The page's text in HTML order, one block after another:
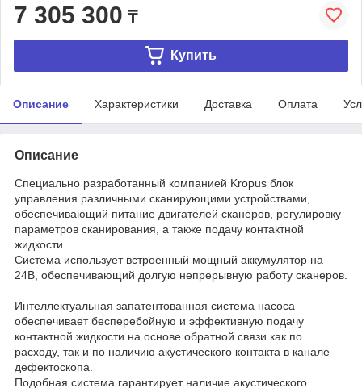
7 305 300 ₸
Купить
Описание Характеристики Доставка Оплата
Описание
Специально разработанный компанией Kropus блок
управления различными сканирующими устройствами,
обеспечивающий питание двигателей сканеров, регулировку
параметров сканирования, а также подачу контактной
жидкости.
Система использует встроенный мощный аккумулятор на
24В, обеспечивающий долгую непрерывную работу сканеров.
Интеллектуальная запатентованная система насоса
обеспечивает бесперебойную и эффективную подачу
контактной жидкости на основе обратной связи как по
расходу, так и по наличию акустического контакта в канале
дефектоскопа.
Подобная система гарантирует наличие акустического